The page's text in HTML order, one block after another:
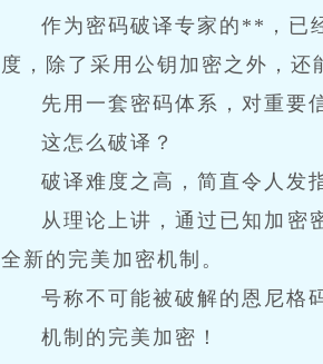
作为密码破译专家的**，已
度，除了采用公钥加密之外，还
先用一套密码体系，对重要
这怎么破译？
破译难度之高，简直令人发
从理论上讲，通过已知加密
全新的完美加密机制。
号称不可能被破解的恩尼格
机制的完美加密！